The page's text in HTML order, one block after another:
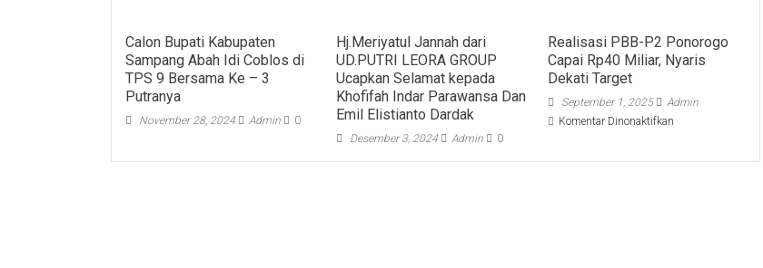
Calon Bupati Kabupaten
Sampang Abah Idi Coblos di
TPS 9 Bersama Ke – 3
Putranya
November 28, 2024 Admin 0
Hj.Meriyatul Jannah dari
UD.PUTRI LEORA GROUP
Ucapkan Selamat kepada
Khofifah Indar Parawansa Dan
Emil Elistianto Dardak
Desember 3, 2024 Admin 0
Realisasi PBB-P2 Ponorogo
Capai Rp40 Miliar, Nyaris
Dekati Target
September 1, 2025
Admin
Komentar Dinonaktifkanpada